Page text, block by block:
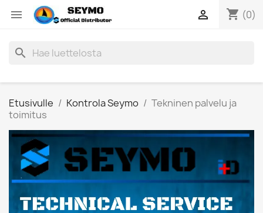
 shopping_cart (0)

search
Etusivulle Kontrola Seymo
Tekninen palvelu ja
toimitus